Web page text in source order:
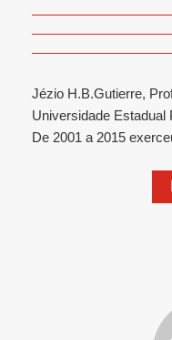
Jézio H.B.Gutierre,
Universidade Estadual
De 2001 a 2015